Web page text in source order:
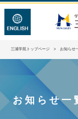
三浦学苑トップページ >お知らせ
お知らせ